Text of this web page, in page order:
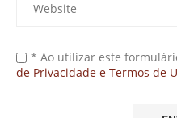
* Ao utilizar este
de Privacidade e Termos de